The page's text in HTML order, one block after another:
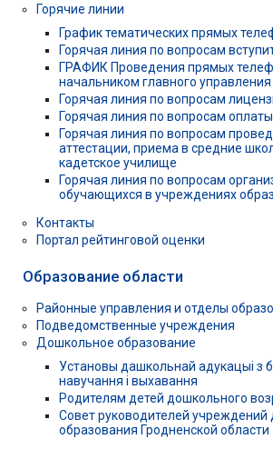
Горячие линии
График тематических прямых
Горячая линия по вопросам
ГРАФИК Проведения прямых
начальником главного
Горячая линия по вопросам
Горячая линия по вопросам
Горячая линия по вопросам
аттестации, приема в средние
кадетское училище
Горячая линия по вопросам
обучающихся в учреждениях
Контакты
Портал рейтинговой оценки
Образование области
Районные управления и отделы
Подведомственные учреждения
Дошкольное образование
Установы дашкольнай адукацыі з
навучання і выхавання
Родителям детей дошкольного
Совет руководителей учреждений
образования Гродненской области